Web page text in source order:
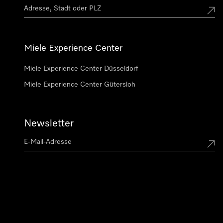
Miele Experience Center
Miele Experience Center Düsseldorf
Miele Experience Center Gütersloh
Newsletter